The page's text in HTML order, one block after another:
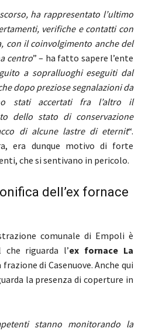
ha rappresentato l’ultimo
verifiche e contatti con
con il coinvolgimento anche del
centro” – ha fatto sapere l’ente
a sopralluoghi eseguiti dal
dopo preziose segnalazioni da
stati accertati fra l’altro il
dello stato di conservazione
di alcune lastre di eternit“.
era dunque motivo di forte
che si sentivano in pericolo.
dell’ex fornace
comunale di Empoli è
che riguarda l’ex fornace La
di Casenuove. Anche qui
la presenza di coperture in
stanno monitorando la